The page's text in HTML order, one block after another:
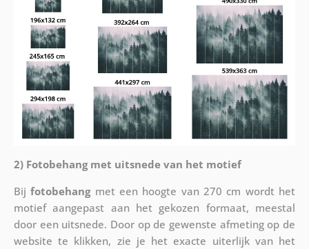
2) Fotobehang met uitsnede van het motief
Bijfotobehangmet een hoogte van 270 cm wordt het
motief aangepast aan het gekozen formaat, meestal
door een uitsnede. Door op de gewenste afmeting op de
website te klikken, zie je het exacte uiterlijk van het